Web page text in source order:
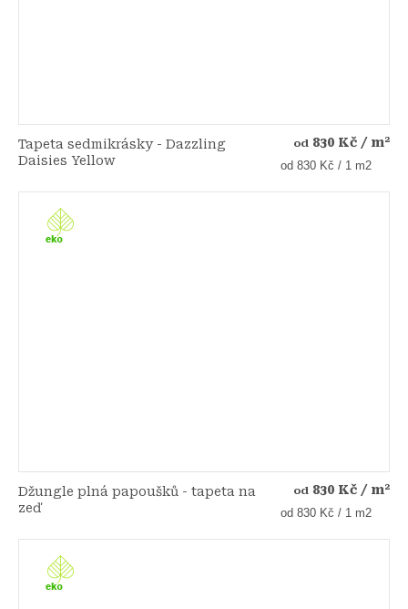
Tapeta sedmikrásky - Dazzling
Daisies Yellow
od 830 Kč / m²
Měrná
od 830 Kč / 1 m2
Džungle plná papoušků - tapeta na
zeď
od 830 Kč / m²
Měrná
od 830 Kč / 1 m2